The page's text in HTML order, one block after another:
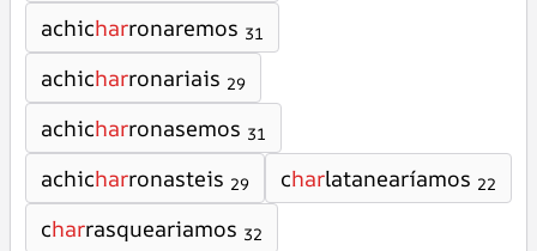
achicharronaremos 31
achicharronariais 29
achicharronasemos 31
achicharronasteis 29 charlatanearíamos 22
charrasqueariamos 32